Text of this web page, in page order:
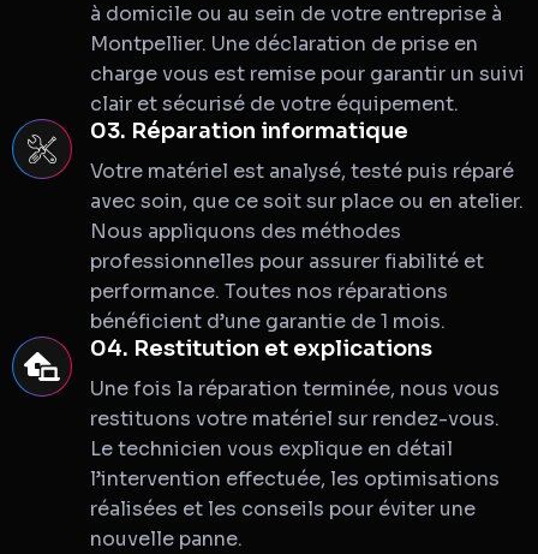
à domicile ou au sein de votre entreprise à
Montpellier. Une déclaration de prise en
charge vous est remise pour garantir un suivi
clair et sécurisé de votre équipement.
03. Réparation informatique
Votre matériel est analysé, testé puis réparé
avec soin, que ce soit sur place ou en atelier.
Nous appliquons des méthodes
professionnelles pour assurer fiabilité et
performance. Toutes nos réparations
bénéficient d’une garantie de 1 mois.
04. Restitution et explications
Une fois la réparation terminée, nous vous
restituons votre matériel sur rendez-vous.
Le technicien vous explique en détail
l’intervention effectuée, les optimisations
réalisées et les conseils pour éviter une
nouvelle panne.